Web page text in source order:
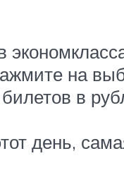
на
в
день,